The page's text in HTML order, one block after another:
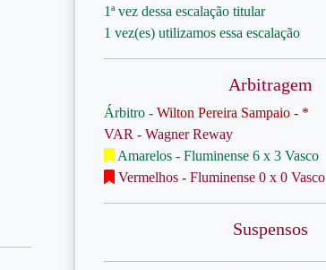
1ª vez dessa escalação titular
1 vez(es) utilizamos essa escalação
Arbitragem
Árbitro - Wilton Pereira Sampaio - *
VAR - Wagner Reway
Amarelos - Fluminense 6 x 3 Vasco
Vermelhos - Fluminense 0 x 0 Vasco
Suspensos